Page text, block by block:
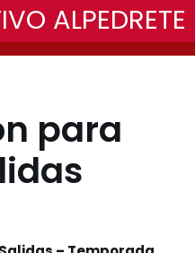
ALPEDRETE
para